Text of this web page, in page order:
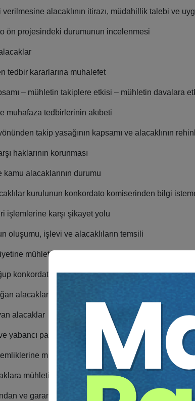
alacaklının itirazı, müdahillik talebi ve
ön projesindeki durumunun incelenmesi
tedbir kararlarına muhalefet
– mühletin takiplere etkisi – mühletin davalara
muhafaza tedbirlerinin akıbeti
takip yasağının kapsamı ve alacaklının
haklarının korunması
kamu alacaklarının durumu
kurulunun konkordato komiserinden bilgi
işlemlerine karşı şikayet yolu
oluşumu, işlevi ve alacaklıların temsili
mühlet içinde devam eden alacaklının durumu
konkordatoya tabi olan alacakların ödenmesi
alacaklar ve takip yasağına tabi olup olmadıkları
alacaklar ve alacaklının aynen ifayı talep imkanı
yabancı para alacakları
mühletin etkisi
mühletin etkisi
ve garanti sözleşmelerinden doğan alacakların